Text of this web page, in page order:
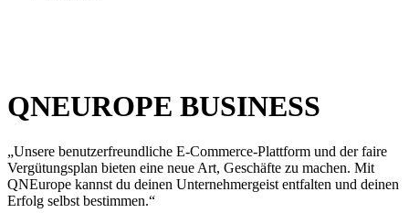
QNEUROPE BUSINESS
„Unsere benutzerfreundliche E-Commerce-Plattform und der faire
Vergütungsplan bieten eine neue Art, Geschäfte zu machen. Mit
QNEurope kannst du deinen Unternehmergeist entfalten und deinen
Erfolg selbst bestimmen.“